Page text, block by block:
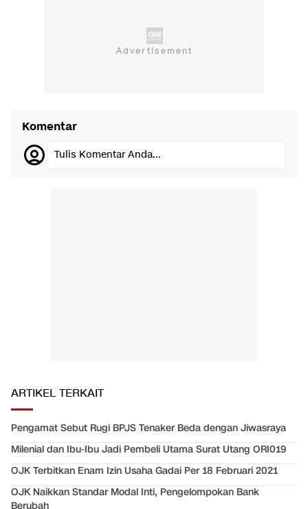
Komentar
Tulis Komentar Anda...
ARTIKEL TERKAIT
Pengamat Sebut Rugi BPJS Tenaker Beda dengan Jiwasraya
Milenial dan Ibu-Ibu Jadi Pembeli Utama Surat Utang ORI019
OJK Terbitkan Enam Izin Usaha Gadai Per 18 Februari 2021
OJK Naikkan Standar Modal Inti, Pengelompokan Bank
Berubah